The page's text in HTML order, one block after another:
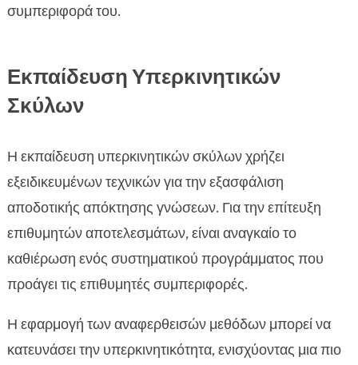
συμπεριφορά του.
Εκπαίδευση Υπερκινητικών
Σκύλων
Η εκπαίδευση υπερκινητικών σκύλων χρήζει
εξειδικευμένων τεχνικών για την εξασφάλιση
αποδοτικής απόκτησης γνώσεων. Για την επίτευξη
επιθυμητών αποτελεσμάτων, είναι αναγκαίο το
καθιέρωση ενός συστηματικού προγράμματος που
προάγει τις επιθυμητές συμπεριφορές.
Η εφαρμογή των αναφερθεισών μεθόδων μπορεί να
κατευνάσει την υπερκινητικότητα, ενισχύοντας μια πιο